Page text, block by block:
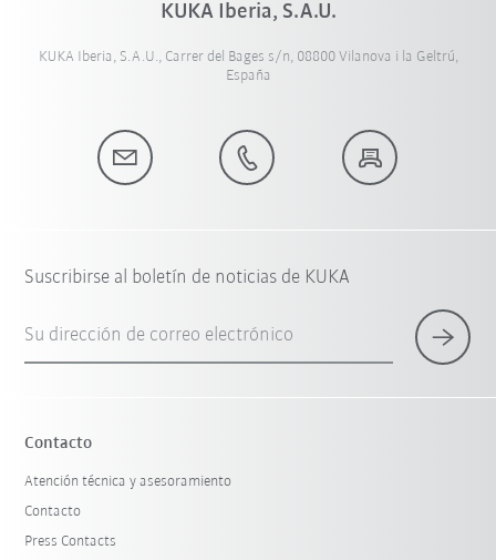
KUKA Iberia, S.A.U.
KUKA Iberia, S.A.U., Carrer del Bages s/n, 08800 Vilanova i la Geltrú,
España
Suscribirse al boletín de noticias de KUKA
Su dirección de correo electrónico
Contacto
Atención técnica y asesoramiento
Contacto
Press Contacts